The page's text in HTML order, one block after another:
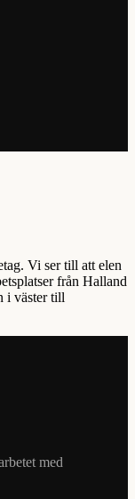
Vi ser till att elen
från Halland
i väster till
med